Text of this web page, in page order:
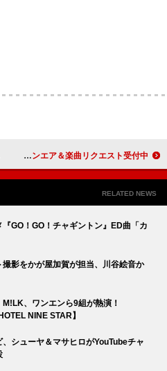
生田絵梨花、冬の名曲をピアノ弾き語りカバー ラジオ番組でオンエア＆楽曲リクエスト受付中
RELATED NEWS
GO！GO！チャギントン』ED曲「カ
影をかが屋加賀が担当、川谷絵音か
、ワンエンら9組が熱演！
NINE STAR】
シューヤ＆マサヒロがYouTubeチャ